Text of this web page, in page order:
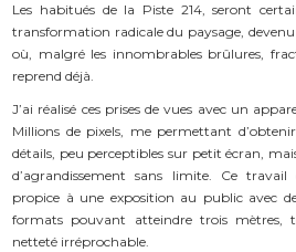
Les habitués de la Piste 214, seront
transformation radicale du paysage,
où, malgré les innombrables brûlures,
reprend déjà.
J’ai réalisé ces prises de vues avec un
Millions de pixels, me permettant
détails, peu perceptibles sur petit écran,
d’agrandissement sans limite. Ce
propice à une exposition au public avec
formats pouvant atteindre trois mètres,
netteté irréprochable.